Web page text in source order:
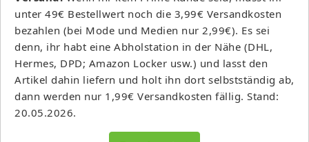
unter 49€ Bestellwert noch die 3,99€ Versandkosten
bezahlen (bei Mode und Medien nur 2,99€). Es sei
denn, ihr habt eine Abholstation in der Nähe (DHL,
Hermes, DPD; Amazon Locker usw.) und lasst den
Artikel dahin liefern und holt ihn dort selbstständig ab,
dann werden nur 1,99€ Versandkosten fällig. Stand:
20.05.2026.